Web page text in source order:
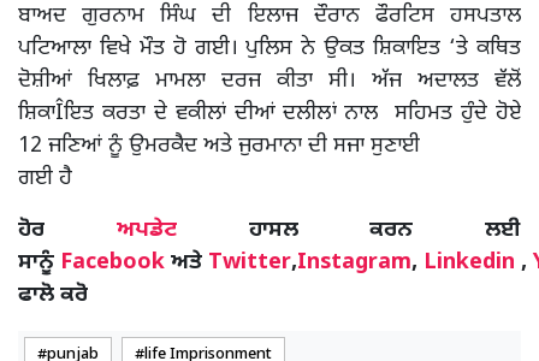
ਬਾਅਦ ਗੁਰਨਾਮ ਸਿੰਘ ਦੀ ਇਲਾਜ ਦੌਰਾਨ ਫੌਰਟਿਸ ਹਸਪਤਾਲ
ਪਟਿਆਲਾ ਵਿਖੇ ਮੌਤ ਹੋ ਗਈ। ਪੁਲਿਸ ਨੇ ਉਕਤ ਸ਼ਿਕਾਇਤ ‘ਤੇ ਕਥਿਤ
ਦੋਸ਼ੀਆਂ ਖਿਲਾਫ਼ ਮਾਮਲਾ ਦਰਜ ਕੀਤਾ ਸੀ। ਅੱਜ ਅਦਾਲਤ ਵੱਲੋਂ
ਸ਼ਿਕਾÎਇਤ ਕਰਤਾ ਦੇ ਵਕੀਲਾਂ ਦੀਆਂ ਦਲੀਲਾਂ ਨਾਲ ਸਹਿਮਤ ਹੁੰਦੇ ਹੋਏ
12 ਜਣਿਆਂ ਨੂੰ ਉਮਰਕੈਦ ਅਤੇ ਜੁਰਮਾਨਾ ਦੀ ਸਜਾ ਸੁਣਾਈ
ਗਈ ਹੈ
ਹੋਰ ਅਪਡੇਟਹਾਸਲ ਕਰਨ ਲਈ
ਸਾਨੂੰ Facebook ਅਤੇ Twitter,Instagram, Linkedin ,
ਫਾਲੋ ਕਰੋ
punjab life Imprisonment